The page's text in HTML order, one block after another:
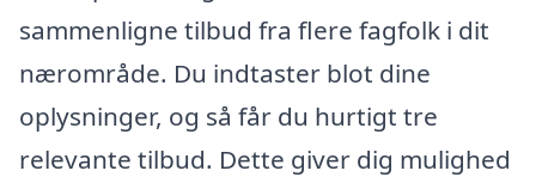
sammenligne tilbud fra flere fagfolk i dit
nærområde. Du indtaster blot dine
oplysninger, og så får du hurtigt tre
relevante tilbud. Dette giver dig mulighed